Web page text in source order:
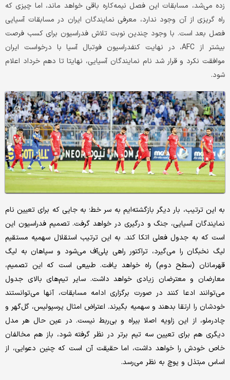
زده می‌شد، مسابقات این فصل نیمه‌کاره باقی خواهد ماند، اما چیزی که
راه گریزی از آن وجود ندارد، معرفی نمایندگان ایران در مسابقات آسیایی
فصل بعد است. با وجود چندین نوبت تلاش فدراسیون برای کسب فرصت
بیشتر از AFC، در نهایت کنفدراسیون فوتبال آسیا با درخواست ایران
موافقت نکرد و قرار شد نام نمایندگان آسیایی، نهایتا تا دهم خرداد اعلام
شود.
به این ترتیب، بار دیگر بازگشته‌ایم به سر خط؛ به جایی که برای تعیین نام
نمایندگان آسیایی، جنگ و درگیری در خواهد گرفت. تصمیم فدراسیون این
است که به جدول فعلی اتکا کند. به این ترتیب استقلال سهمیه مستقیم
لیگ نخبگان را می‌گیرد، تراکتور راهی پلی‌آف می‌شود و سپاهان به لیگ
قهرمانان (سطح دوم) راه خواهد یافت. طبیعی است که این تصمیم،
معارضان و معترضان زیادی خواهد داشت. سایر تیم‌های بالای جدول
می‌توانند ادعا کنند در صورت برگزاری ادامه مسابقات، آنها می‌توانستند
خودشان را ارتقا بدهند و سهمیه بگیرند. اعتراض امثال پرسپولیس، گل‌گهر و
چادرملو، از این زاویه اصلا بیراه و بی‌ربط نیست. در عین حال هر مدل
دیگری هم برای تعیین سه تیم برتر در نظر گرفته شود، باز هم مخالفان
خاص خودش را خواهد داشت، اما حقیقت آن است که چنین دعوایی، از
اساس مبتذل و پوچ به نظر می‌رسد.